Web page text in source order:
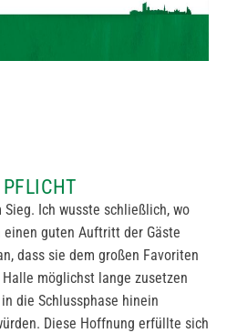
Ich wusste schließlich, wo
guten Auftritt der Gäste
dass sie dem großen Favoriten
möglichst lange zusetzen
die Schlussphase hinein
Diese Hoffnung erfüllte sich